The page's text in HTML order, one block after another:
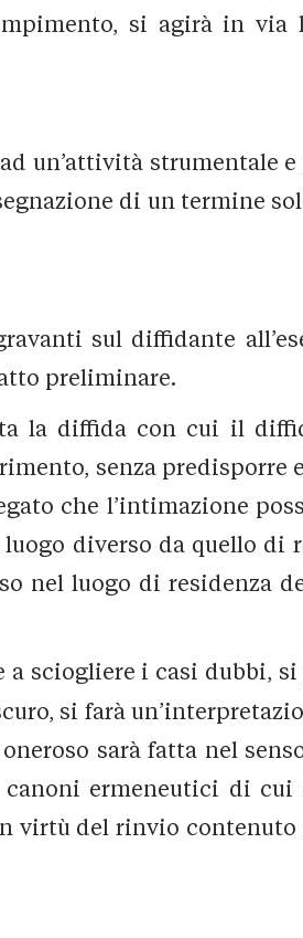
si agirà in via
un’attività strumentale e
di un termine
sul diffidante
preliminare.
la diffida con cui il
senza predisporre
che l’intimazione
diverso da quello di
nel luogo di residenza
sciogliere i casi dubbi,
si farà
sarà fatta nel
ermeneutici di cui
del rinvio contenuto